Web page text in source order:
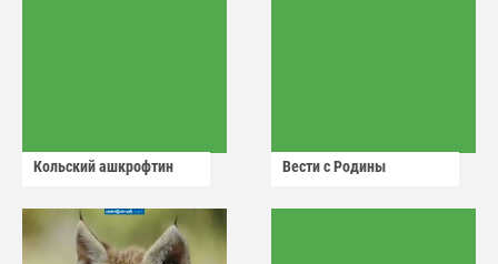
Кольский ашкрофтин Вести с Родины